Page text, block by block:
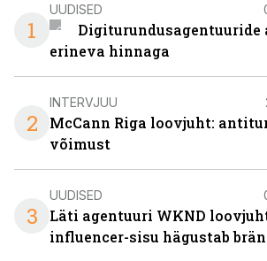
1
UUDISED
Digiturundusagentuuride
erineva hinnaga
2
INTERVJUU
McCann Riga loovjuht:
võimust
3
UUDISED
Läti agentuuri WKND
influencer-sisu hägustab